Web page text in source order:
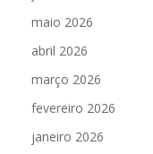
maio 2026
abril 2026
março 2026
fevereiro 2026
janeiro 2026